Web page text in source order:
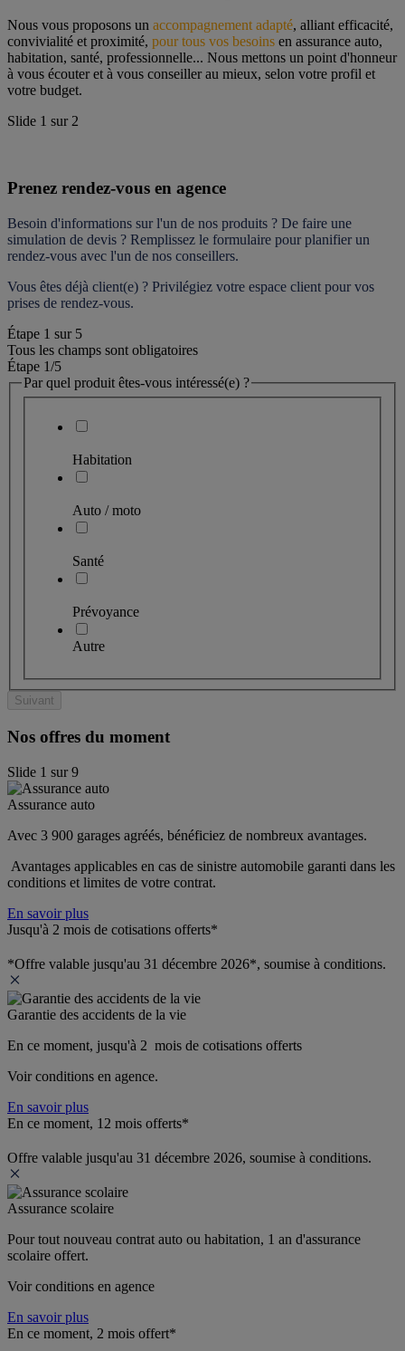
Nous vous proposons un accompagnement adapté, alliant efficacité,
convivialité et proximité, pour tous vos besoins en assurance auto,
habitation, santé, professionnelle... Nous mettons un point d'honneur
à vous écouter et à vous conseiller au mieux, selon votre profil et
votre budget.
Slide 1 sur 2
Prenez rendez-vous en agence
Besoin d'informations sur l'un de nos produits ? De faire une
simulation de devis ? Remplissez le formulaire pour planifier un
rendez-vous avec l'un de nos conseillers.
Vous êtes déjà client(e) ? Privilégiez votre espace client pour vos
prises de rendez-vous.
Étape 1 sur 5
Tous les champs sont obligatoires
Étape 1/5
Par quel produit êtes-vous intéressé(e) ?
Habitation
Auto / moto
Santé
Prévoyance
Autre
Suivant
Nos offres du moment
Slide 1 sur9
Assurance auto
Avec 3 900 garages agréés, bénéficiez de nombreux avantages.
Avantages applicables en cas de sinistre automobile garanti dans les
conditions et limites de votre contrat.
En savoir plus
Jusqu'à 2 mois de cotisations offerts*
*Offre valable jusqu'au 31 décembre 2026*, soumise à conditions.
Garantie des accidents de la vie
En ce moment, jusqu'à 2  mois de cotisations offerts
Voir conditions en agence.
En savoir plus
En ce moment, 12 mois offerts*
Offre valable jusqu'au 31 décembre 2026, soumise à conditions.
Assurance scolaire
Pour tout nouveau contrat auto ou habitation, 1 an d'assurance
scolaire offert.
Voir conditions en agence
En savoir plus
En ce moment, 2 mois offert*